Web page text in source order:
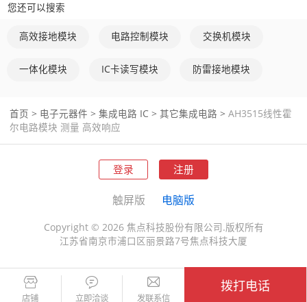
△ 稳定的开关信号，无机械触点和火花
△ 有SOT-23-3L和TO-92UA两种封装形式
△ 产品符合欧盟RoHS指令和REACH法规的要求
您还可以搜索
高效接地模块 电路控制模块 交换机模块
一体化模块 IC卡读写模块 防雷接地模块
店铺 立即洽谈 发联系信
拨打电话
首页 > 电子元器件 > 集成电路 IC > 其它集成电路 > AH3515线性霍
尔电路模块 测量 高效响应
登录 注册
触屏版 电脑版
Copyright © 2026 焦点科技股份有限公司.版权所有
江苏省南京市浦口区丽景路7号焦点科技大厦